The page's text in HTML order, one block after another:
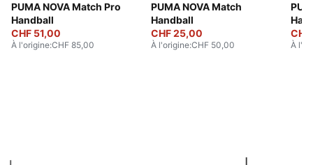
PUMA NOVA Match Pro
Handball
CHF 51,00
À l'origine:CHF 85,00
PUMA NOVA Match
Handball
CHF 25,00
À l'origine:CHF 50,00 À